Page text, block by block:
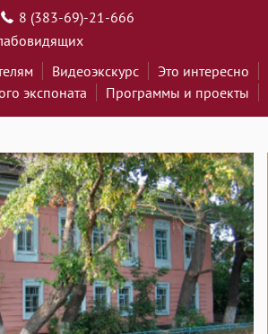
8 (383-69)-21-666
Видеоэкскурс
Это интересно
экспоната
Программы и проекты